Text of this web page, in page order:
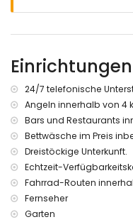
Villa)
Nächstes Ufer oder
Kilometern von der
Nächster Strand:
Kilometern von der
Nächster Hafen:
Kilometern von der
Nächster Park:
Kilometern von der
Nächster Flughafen:
von der Villa)
Zweitnächster
Einrichtungen
24/7 telefonische
Angeln innerhalb von 4
Bars und Restaurants
Bettwäsche im Preis
Dreistöckige Unterkunft.
Echtzeit-
Fahrrad-Routen
Fernseher
Garten